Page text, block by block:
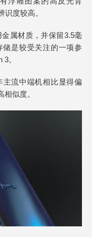
度较高。
属材质，并保留3.5毫
是较受关注的一项参
。
流中端机相比显得偏
似度。